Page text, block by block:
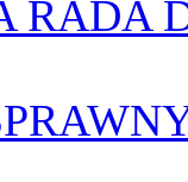
RADA